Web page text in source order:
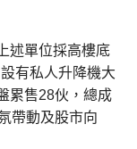
述單位採高樓底
有私人升降機大
累售28伙，總成
帶動及股市向